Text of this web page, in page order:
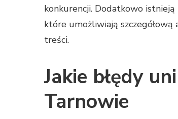
konkurencji. Dodatkowo
które umożliwiają
treści.
Jakie błędy
Tarnowie